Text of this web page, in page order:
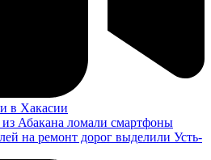
в Хакасии
Абакана ломали смартфоны
на ремонт дорог выделили Усть-